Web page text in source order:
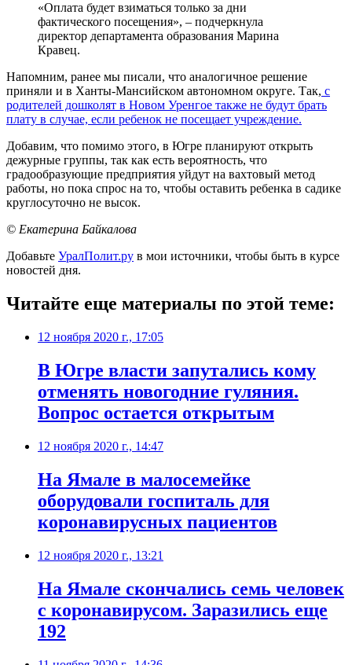
«Оплата будет взиматься только за дни
фактического посещения», – подчеркнула
директор департамента образования Марина
Кравец.
Напомним, ранее мы писали, что аналогичное решение
приняли и в Ханты-Мансийском автономном округе. Так, с
родителей дошколят в Новом Уренгое также не будут брать
плату в случае, если ребенок не посещает учреждение.
Добавим, что помимо этого, в Югре планируют открыть
дежурные группы, так как есть вероятность, что
градообразующие предприятия уйдут на вахтовый метод
работы, но пока спрос на то, чтобы оставить ребенка в садике
круглосуточно не высок.
© Екатерина Байкалова
Добавьте УралПолит.ру в мои источники, чтобы быть в курсе
новостей дня.
Читайте еще материалы по этой теме:
12 ноября 2020 г., 17:05
В Югре власти запутались кому
отменять новогодние гуляния.
Вопрос остается открытым
12 ноября 2020 г., 14:47
​На Ямале в малосемейке
оборудовали госпиталь для
коронавирусных пациентов
12 ноября 2020 г., 13:21
На Ямале скончались семь человек
с коронавирусом. Заразились еще
192